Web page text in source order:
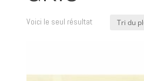
Voici le seul résultat